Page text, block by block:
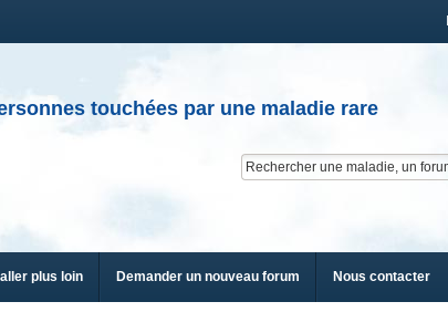
touchées par une maladie rare
plus loin Demander un nouveau forum Nous contacter